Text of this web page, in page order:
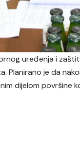
uređenja i
Planirano je da
dijelom površine